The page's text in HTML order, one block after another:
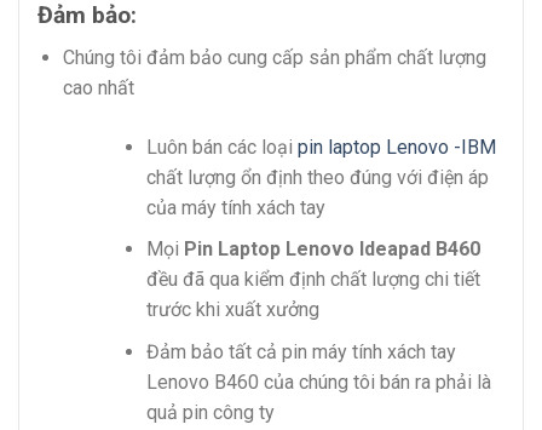
Đảm bảo:
Chúng tôi đảm bảo cung cấp sản phẩm chất lượng
cao nhất
Luôn bán các loại pin laptop Lenovo -IBM
chất lượng ổn định theo đúng với điện áp
của máy tính xách tay
Mọi Pin Laptop Lenovo Ideapad B460
đều đã qua kiểm định chất lượng chi tiết
trước khi xuất xưởng
Đảm bảo tất cả pin máy tính xách tay
Lenovo B460 của chúng tôi bán ra phải là
quả pin công ty